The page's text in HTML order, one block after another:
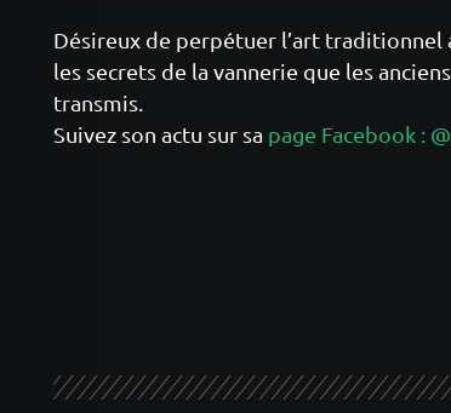
Désireux de perpétuer l’art
les secrets de la vannerie que les
transmis.
Suivez son actu sur sa page Facebook :